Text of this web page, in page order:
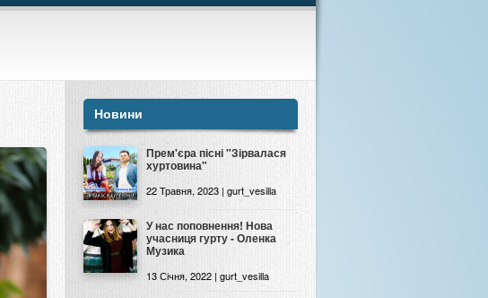
Новини
Прем'єра пісні "Зірвалася
хуртовина"
22 Травня, 2023 | gurt_vesilla
У нас поповнення! Нова
учасниця гурту - Оленка
Музика
13 Січня, 2022 | gurt_vesilla